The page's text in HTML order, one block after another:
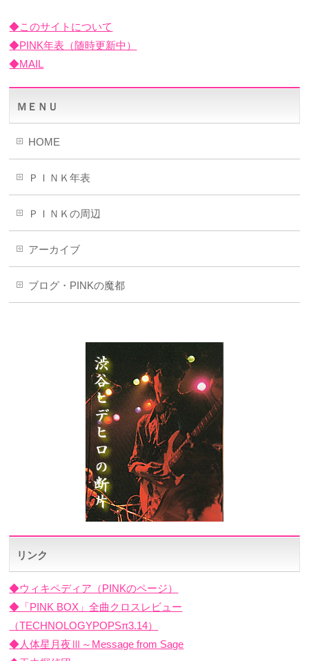
◆このサイトについて
◆PINK年表（随時更新中）
◆MAIL
ＭＥＮＵ
HOME
ＰＩＮＫ年表
ＰＩＮＫの周辺
アーカイブ
ブログ・PINKの魔都
リンク
◆ウィキペディア（PINKのページ）
◆「PINK BOX」全曲クロスレビュー
（TECHNOLOGYPOPSπ3.14）
◆人体星月夜Ⅲ～Message from Sage